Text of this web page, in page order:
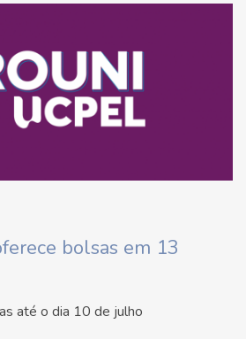
bolsas em 13
até o dia 10 de julho